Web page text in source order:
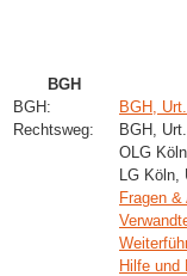
BGH
BGH:
BGH,
Rechtsweg:
BGH,
OLG
LG Köln,
Fragen
Hilfe und